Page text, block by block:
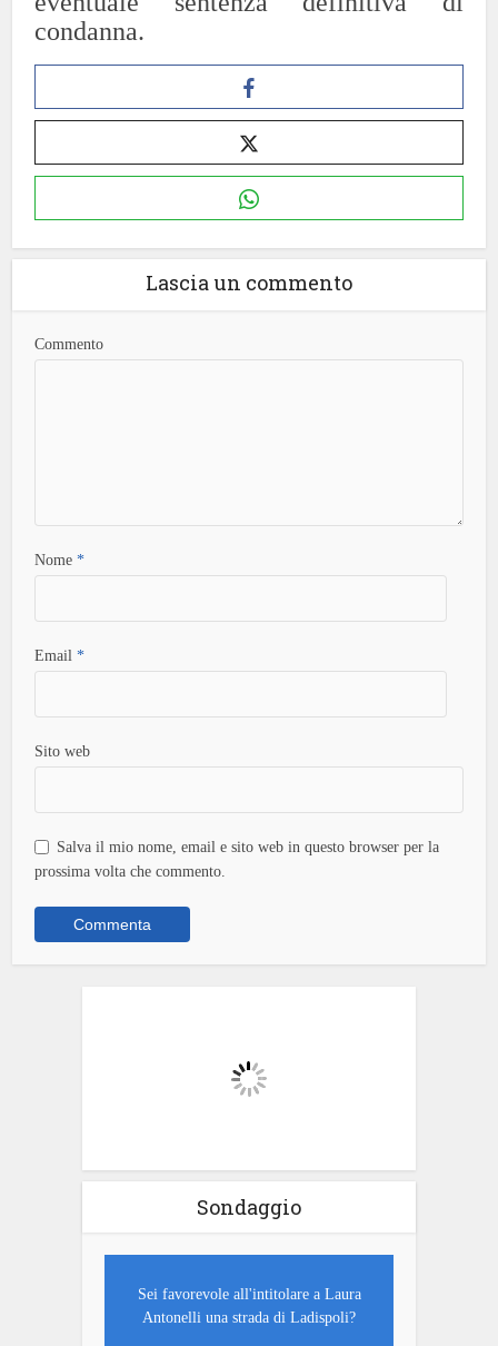
condanna.
Lascia un commento
Commento
Nome*
Email*
Sito web
Salva il mio nome, email e sito web in questo browser per la
prossima volta che commento.
Sondaggio
Sei favorevole all'intitolare a Laura
Antonelli una strada di Ladispoli?